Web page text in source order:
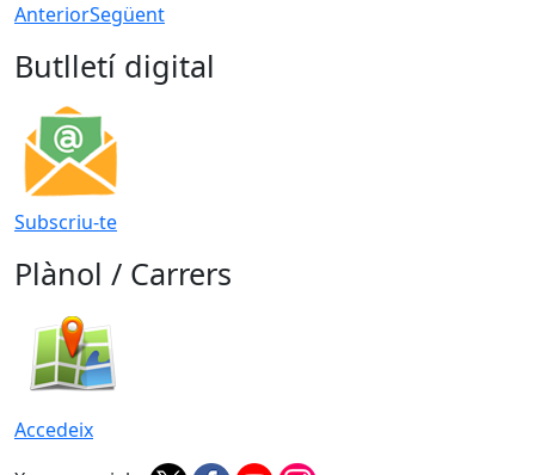
AnteriorSegüent
Butlletí digital
Subscriu-te
Plànol / Carrers
Accedeix